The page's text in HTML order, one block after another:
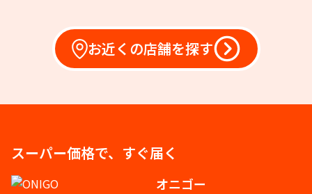
お近くの店舗を探す
スーパー価格で、すぐ届く
オニゴー